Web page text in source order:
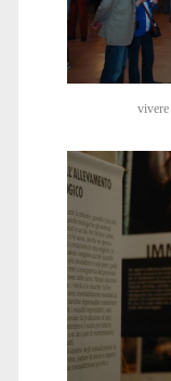
vivere